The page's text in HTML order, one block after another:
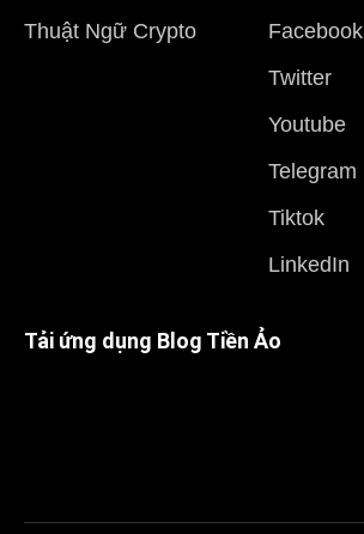
Thuật Ngữ Crypto
Facebook
Twitter
Youtube
Telegram
Tiktok
LinkedIn
Tải ứng dụng Blog Tiền Ảo